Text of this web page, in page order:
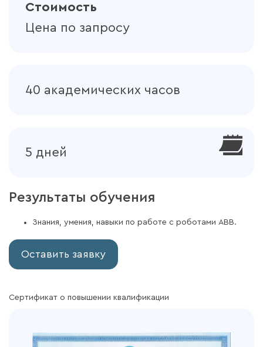
Стоимость
Цена по запросу
40 академических часов
5 дней
Результаты обучения
Знания, умения, навыки по работе с роботами ABB.
Оставить заявку
Сертификат о повышении квалификации